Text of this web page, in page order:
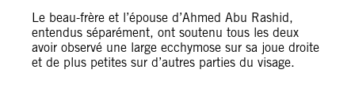
Le beau-frère et l’épouse d’Ahmed Abu Rashid,
entendus séparément, ont soutenu tous les deux
avoir observé une large ecchymose sur sa joue droite
et de plus petites sur d’autres parties du visage.